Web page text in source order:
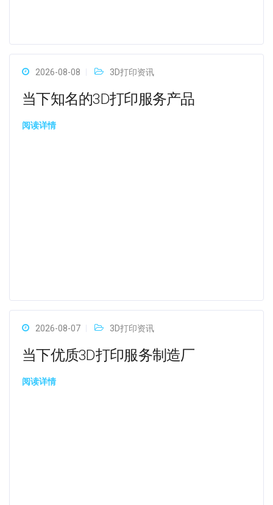
2026-08-08 3D打印资讯
当下知名的3D打印服务产品
阅读详情
2026-08-07 3D打印资讯
当下优质3D打印服务制造厂
阅读详情